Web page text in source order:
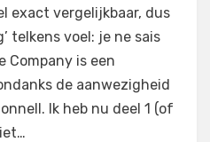
2007)
exact vergelijkbaar, dus
telkens voel: je ne sais
Company is een
de aanwezigheid
Ik heb nu deel 1 (of